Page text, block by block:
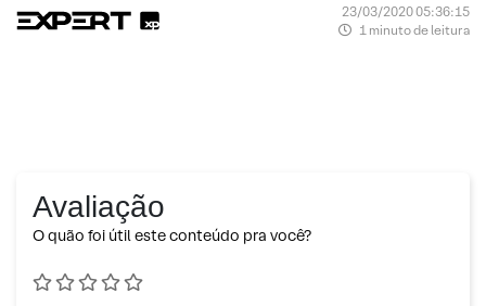
23/03/2020 05:36:15
1 minuto de leitura
Avaliação
O quão foi útil este conteúdo pra você?